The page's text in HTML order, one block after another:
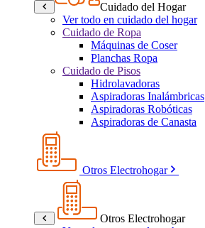
Cuidado del Hogar
Ver todo en cuidado del hogar
Cuidado de Ropa
Máquinas de Coser
Planchas Ropa
Cuidado de Pisos
Hidrolavadoras
Aspiradoras Inalámbricas
Aspiradoras Robóticas
Aspiradoras de Canasta
Otros Electrohogar
Otros Electrohogar